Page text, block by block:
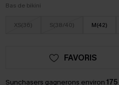
Bas de bikini
XS(36) S(38/40) M(42)
FAVORIS
Sunchasers gagnerons environ 175